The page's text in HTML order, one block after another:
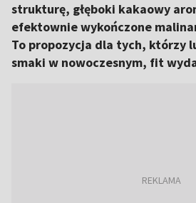
strukturę, głęboki kakaowy
efektownie wykończone
To propozycja dla tych, którzy
smaki w nowoczesnym, fit